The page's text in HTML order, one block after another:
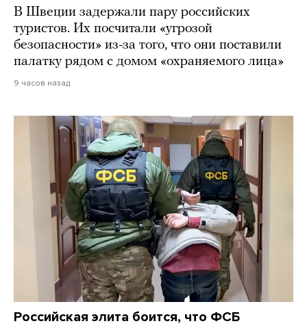
В Швеции задержали пару российских
туристов. Их посчитали «угрозой
безопасности» из-за того, что они поставили
палатку рядом с домом «охраняемого лица»
9 часов назад
Российская элита боится, что ФСБ